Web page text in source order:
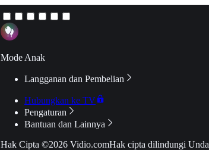
Mode Anak
Langganan dan Pembelian
Hubungkan ke TV
Pengaturan
Bantuan dan Lainnya
Hak Cipta ©2026 Vidio.comHak cipta dilindungi